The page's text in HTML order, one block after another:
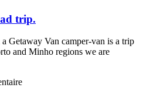
trip.
Getaway Van camper-van is a trip
and Minho regions we are